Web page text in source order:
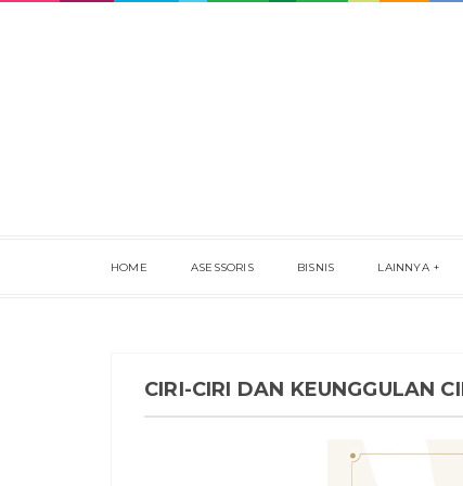
HOME ASESSORIS BISNIS LAINNYA
CIRI-CIRI DAN KEUNGGULAN